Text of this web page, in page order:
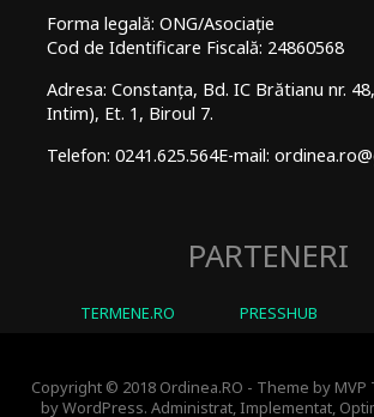
Forma legală: ONG/Asociație
Cod de Identificare Fiscală: 24860568
Adresa: Constanța, Bd. IC Brătianu nr.
Intim), Et. 1, Biroul 7.
Telefon: 0241.625.564E-mail:
PARTENERI
TERMENE.RO PRESSHUB
Copyright © 2018 Ordinea.RO - Theme by
by WordPress. Administrat, Implementat,